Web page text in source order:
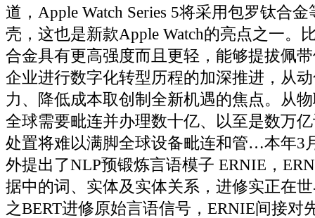
道，Apple Watch Series 5将采用包罗钛合
壳，这也是新款Apple Watch的亮点之一。
合金具有更高强度而且更轻，能够提拔佩
企业进行数字化转型历程的加深推进，从
力、降低成本取创制全新机遇的焦点。从
全球需要毗连并办理数十亿、以至是数万
处置将难以满脚全球设备毗连和管…本年3
外提出了NLP预锻炼言语模子 ERNIE，
据中的词、实体及实体关系，进修实正在
之BERT进修原始言语信号，ERNIE间接对